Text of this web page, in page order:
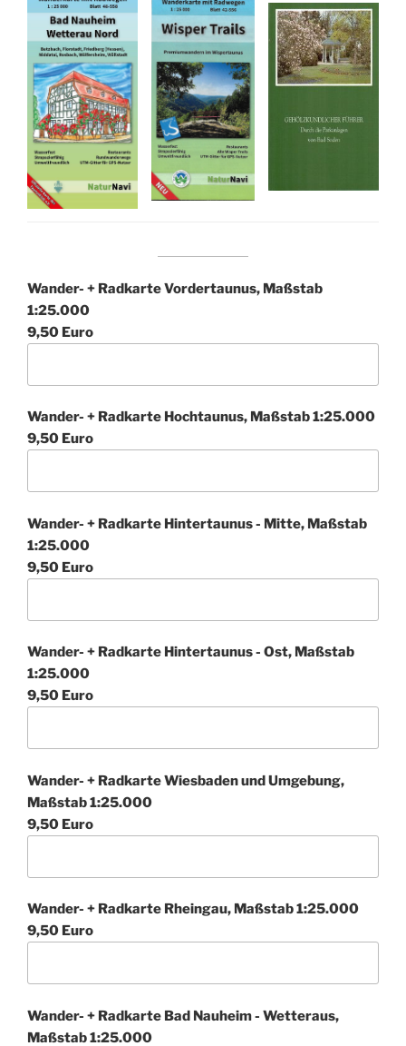
Wander- + Radkarte Vordertaunus, Maßstab
1:25.000
9,50 Euro
Wander- + Radkarte Hochtaunus, Maßstab 1:25.000
9,50 Euro
Wander- + Radkarte Hintertaunus - Mitte, Maßstab
1:25.000
9,50 Euro
Wander- + Radkarte Hintertaunus - Ost, Maßstab
1:25.000
9,50 Euro
Wander- + Radkarte Wiesbaden und Umgebung,
Maßstab 1:25.000
9,50 Euro
Wander- + Radkarte Rheingau, Maßstab 1:25.000
9,50 Euro
Wander- + Radkarte Bad Nauheim - Wetteraus,
Maßstab 1:25.000